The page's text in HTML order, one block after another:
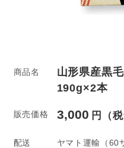
商品名
山形県産黒
190g×2本
販売価格 3,000
配送 ヤマト運輸 （60